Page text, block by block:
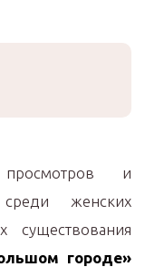
и
женских
городе»